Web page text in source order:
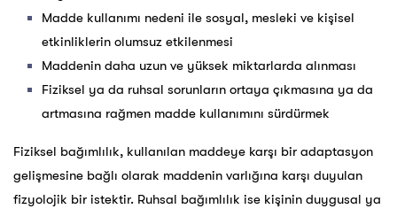
Madde kullanımı nedeni ile sosyal, mesleki ve kişisel
etkinliklerin olumsuz etkilenmesi
Maddenin daha uzun ve yüksek miktarlarda alınması
Fiziksel ya da ruhsal sorunların ortaya çıkmasına ya da
artmasına rağmen madde kullanımını sürdürmek
Fiziksel bağımlılık, kullanılan maddeye karşı bir adaptasyon
gelişmesine bağlı olarak maddenin varlığına karşı duyulan
fizyolojik bir istektir. Ruhsal bağımlılık ise kişinin duygusal ya